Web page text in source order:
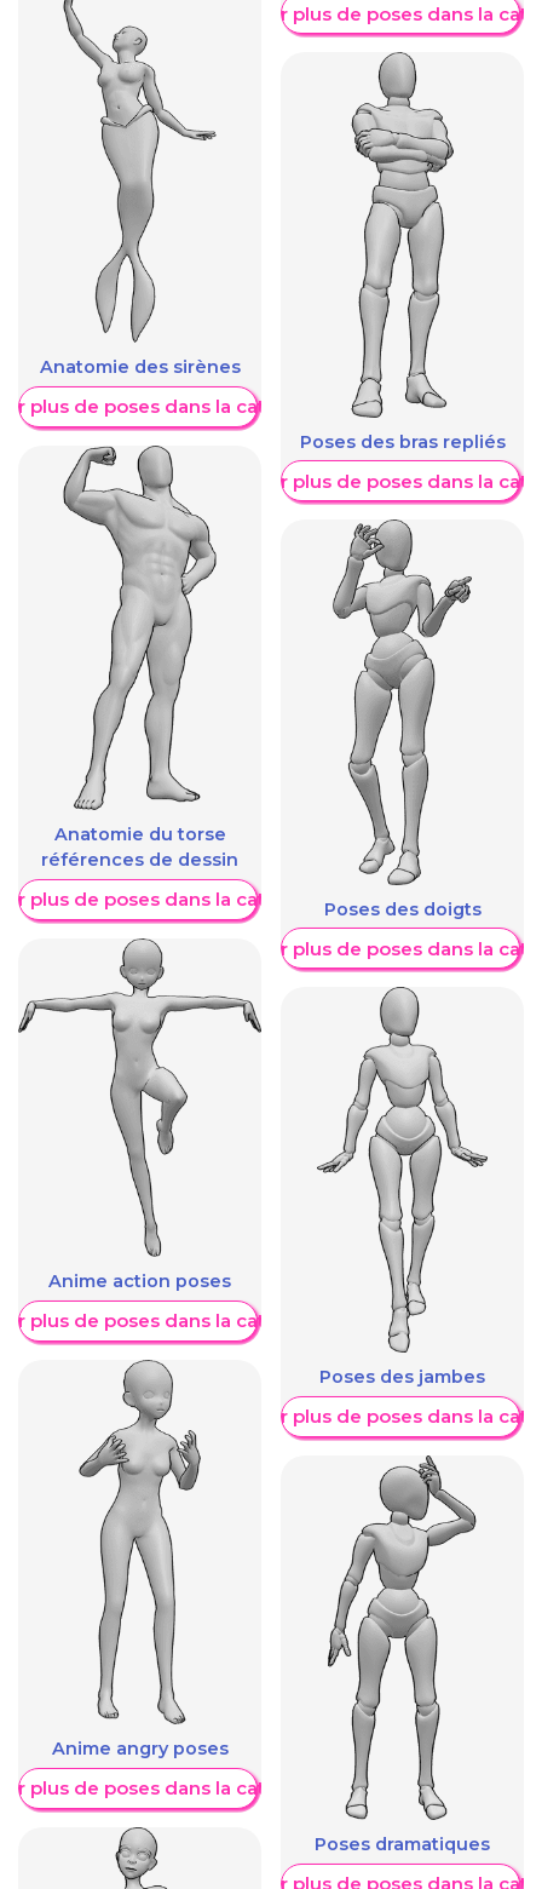
Anatomie des sirènes
plus de poses dans la catégorie
Anatomie du torse
références de dessin
plus de poses dans la catégorie
Anime action poses
plus de poses dans la catégorie
Anime angry poses
plus de poses dans la catégorie
Afficher plus de poses dans la
Poses des bras repliés
Afficher plus de poses dans la
Poses des doigts
Afficher plus de poses dans la
Poses des jambes
Afficher plus de poses dans la
Poses dramatiques
Afficher plus de poses dans la